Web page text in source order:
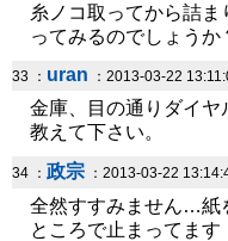
糸ノコ取ってから詰
ってみるのでしょうか
33 ： uran ：2013-03-22
金庫、目の通りダイヤ
教えて下さい。
34 ： 政宗 ：2013-03-22
全然すすみません…紙
ところで止まってます